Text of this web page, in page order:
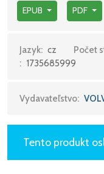
nešťastném osudu
minulosti, kdy se na
násilí, jaké nemá
závěrečného dějství
EPUB PDF
Jazyk: cz Počet
: 1735685999
Vydavateľstvo:
Tento produkt